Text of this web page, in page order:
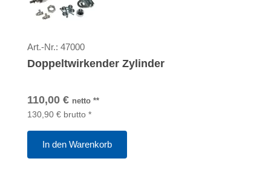
Art.-Nr.: 47000
Doppeltwirkender Zylinder
110,00 € netto **
130,90 € brutto *
In den Warenkorb